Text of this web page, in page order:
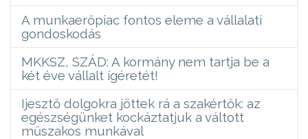
A munkaerőpiac fontos eleme a vállalati
gondoskodás
MKKSZ, SZÁD: A kormány nem tartja be a
két éve vállalt ígéretét!
Ijesztő dolgokra jöttek rá a szakértők: az
egészségünket kockáztatjuk a váltott
műszakos munkával